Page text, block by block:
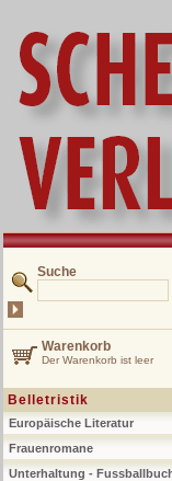
Suche
Warenkorb
Der Warenkorb ist leer
Belletristik
Europäische Literatur
Frauenromane
Unterhaltung -